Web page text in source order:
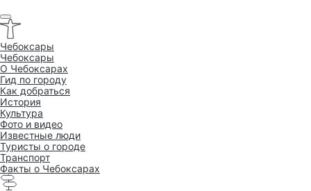
Чебоксары
Чебоксары
O Чебоксарах
Гид по городу
Как добраться
История
Культура
Фото и видео
Известные люди
Туристы о городе
Транспорт
Факты о Чебоксарах